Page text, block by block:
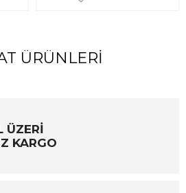
ÜRÜNLERI
ÜZERİ
KARGO